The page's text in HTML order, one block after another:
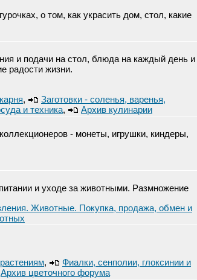
о том, как украсить дом, стол, какие
и подачи на стол, блюда на каждый день и
радости жизни.
,
Заготовки - соленья, варенья,
и техника, Архив кулинарии
- монеты, игрушки, киндеры,
и уходе за животными. Размножение
Животные. Покупка, продажа, обмен и
,
Фиалки, сенполии, глоксинии и
Архив цветочного форума